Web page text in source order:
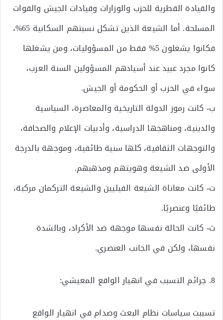
والقيادة القطرية للحزب والوزارات وقيادات الجيش والقوات
المسلحة. أما الشيعة الذين تشكل نسبتهم السكانية 65%،
فكانوا يشغلون 5% فقط من المسؤوليات، ومن يشغلها
كانوا مجرد عبيد عند أسيادهم المسؤولين السنة العرب،
سواء في الحزب أو الحكومة أو الجيش.
ب‌- كانت رموز الدولة التاريخية والمعاصرة، السياسية
والدينية، ومناهجها الدراسية، وأدبيات الإعلام والصحافة،
والتوجهات الثقافية، كلها سنية طائفية، وموجهة بالدرجة
الأولى ضد الشيعة وهويتهم ومذهبهم.
ت‌- كانت معاناة الشيعة الفيليين والشيعة التركمان مركبة،
طائفيًا وعنصريًا.
ث‌- كانت الحالة نفسها موجهة ضد الأكراد، وبالشدة
نفسها، ولكن في الجانب العنصري.
8. جرائم التسبب في انهيار الواقع المعيشي:
تسببت سياسات نظام البعث وصدام في انهيار الواقع